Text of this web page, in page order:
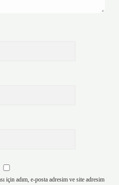
için adım, e-posta adresim ve site adresim